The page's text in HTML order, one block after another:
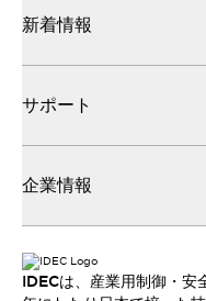
新着情報
サポート
企業情報
IDECは、産業用制御・安